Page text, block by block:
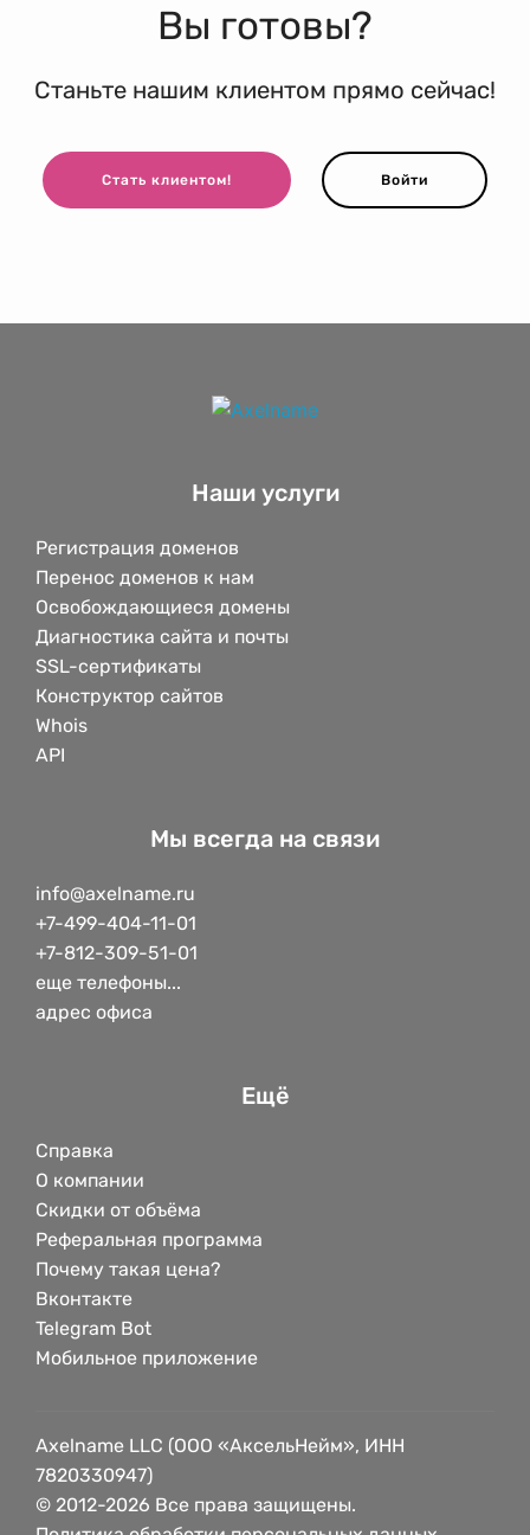
Вы готовы?
Станьте нашим клиентом прямо сейчас!
Стать клиентом! Войти
Наши услуги
Регистрация доменов
Перенос доменов к нам
Освобождающиеся домены
Диагностика сайта и почты
SSL-сертификаты
Конструктор сайтов
Whois
API
Мы всегда на связи
info@axelname.ru
+7-499-404-11-01
+7-812-309-51-01
еще телефоны...
адрес офиса
Ещё
Справка
О компании
Скидки от объёма
Реферальная программа
Почему такая цена?
Вконтакте
Telegram Bot
Мобильное приложение
Axelname LLC (ООО «АксельНейм», ИНН
7820330947)
© 2012-2026 Все права защищены.